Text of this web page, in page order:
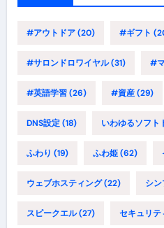
#アウトドア(20) #ギフト
#サロンドロワイヤル(31) #
#英語学習(26) #資産(29)
DNS設定(18) いわゆるソフト
ふわり (19) ふわ姫(62)
ウェブホスティング(22) シ
スピークエル(27) セキュリテ